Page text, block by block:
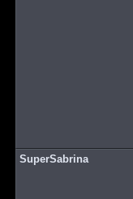
SuperSabrina